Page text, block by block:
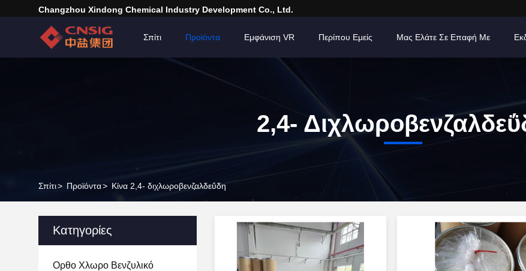
Changzhou Xindong Chemical Industry Development Co., Ltd.
Σπίτι Προϊόντα Εμφάνιση VR Περίπου Εμείς Μας Ελάτε Σε Επαφή Με
2,4-
Σπίτι> Προϊόντα> Κίνα 2,4- διχλωροβενζαλδεΰδη
Κατηγορίες
Ορθο Χλωρο Βενζυλικό